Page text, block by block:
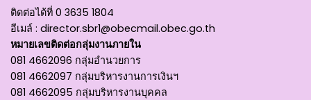
ติดต่อได้ที่ 0 3635 1804
อีเมล์ : director.sbr1@obecmail.obec.go.th
หมายเลขติดต่อกลุ่มงานภายใน
081 4662096 กลุ่มอำนวยการ
081 4662097 กลุ่มบริหารงานการเงินฯ
081 4662095 กลุ่มบริหารงานบุคคล